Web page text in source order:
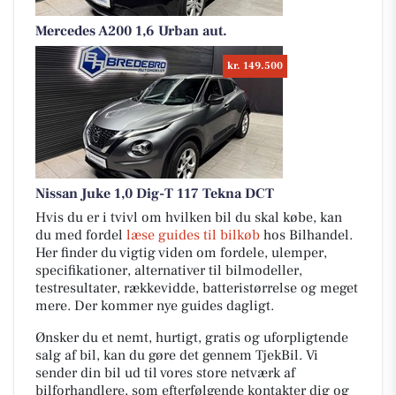
Mercedes A200 1,6 Urban aut.
kr. 149.500
Nissan Juke 1,0 Dig-T 117 Tekna DCT
Hvis du er i tvivl om hvilken bil du skal købe, kan
du med fordel læse guides til bilkøb hos Bilhandel.
Her finder du vigtig viden om fordele, ulemper,
specifikationer, alternativer til bilmodeller,
testresultater, rækkevidde, batteristørrelse og meget
mere. Der kommer nye guides dagligt.
Ønsker du et nemt, hurtigt, gratis og uforpligtende
salg af bil, kan du gøre det gennem TjekBil. Vi
sender din bil ud til vores store netværk af
bilforhandlere, som efterfølgende kontakter dig og